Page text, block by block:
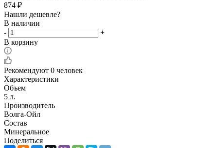
874 ₽
Нашли дешевле?
В наличии
-
+
В корзину
Рекомендуют 0 человек
Характеристики
Объем
5 л.
Производитель
Волга-Ойл
Состав
Минеральное
Поделиться